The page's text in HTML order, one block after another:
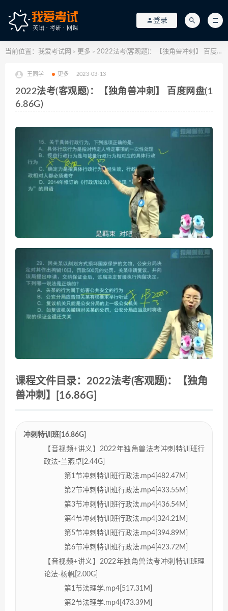
登录
当前位置： 我爱考试网 > 更多 > 2022法考(客观题)：【独角兽冲刺】 百度网盘(16.86G)
王同学 更多 2023-03-13
2022法考(客观题)：【独角兽冲刺】 百度网盘(1
6.86G)
课程文件目录：2022法考(客观题)：【独角
兽冲刺】[16.86G]
冲刺特训班[16.86G]
【音视频+讲义】2022年独角兽法考冲刺特训班行
政法-兰燕卓[2.44G]
第1节冲刺特训班行政法.mp4[482.47M]
第2节冲刺特训班行政法.mp4[433.55M]
第3节冲刺特训班行政法.mp4[436.54M]
第4节冲刺特训班行政法.mp4[324.21M]
第5节冲刺特训班行政法.mp4[394.89M]
第6节冲刺特训班行政法.mp4[423.72M]
【音视频+讲义】2022年独角兽法考冲刺特训班理
论法-杨帆[2.00G]
第1节法理学.mp4[517.31M]
第2节法理学.mp4[473.39M]